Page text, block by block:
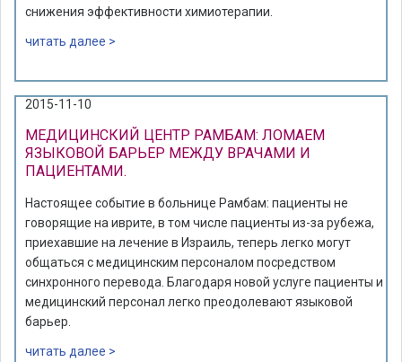
снижения эффективности химиотерапии.
читать далее >
2015-11-10
МЕДИЦИНСКИЙ ЦЕНТР РАМБАМ: ЛОМАЕМ
ЯЗЫКОВОЙ БАРЬЕР МЕЖДУ ВРАЧАМИ И
ПАЦИЕНТАМИ.
Настоящее событие в больнице Рамбам: пациенты не
говорящие на иврите, в том числе пациенты из-за рубежа,
приехавшие на лечение в Израиль, теперь легко могут
общаться с медицинским персоналом посредством
синхронного перевода. Благодаря новой услуге пациенты и
медицинский персонал легко преодолевают языковой
барьер.
читать далее >